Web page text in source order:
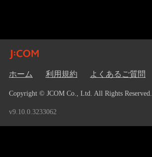
ホーム 利用規約 よくあるご質問
Copyright © JCOM Co., Ltd. All Rights Reserved.
v9.10.0.3233062